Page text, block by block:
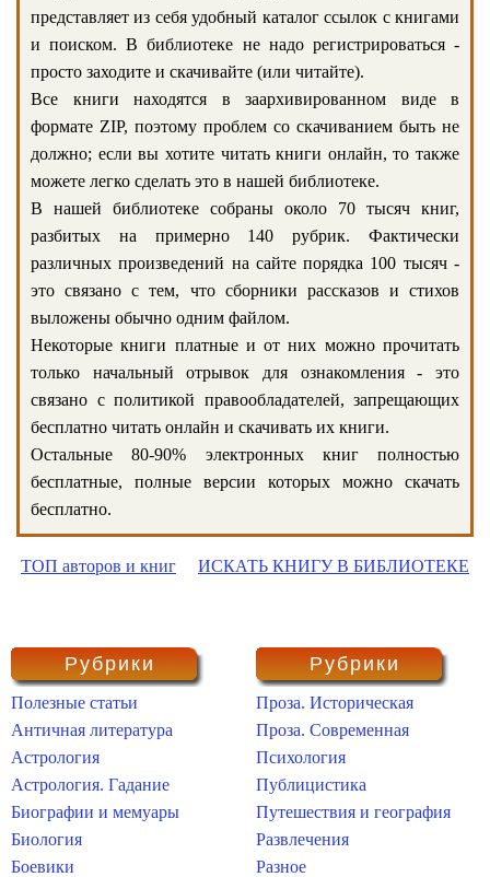
представляет из себя удобный каталог ссылок с книгами
и поиском. В библиотеке не надо регистрироваться -
просто заходите и скачивайте (или читайте).
Все книги находятся в заархивированном виде в
формате ZIP, поэтому проблем со скачиванием быть не
должно; если вы хотите читать книги онлайн, то также
можете легко сделать это в нашей библиотеке.
В нашей библиотеке собраны около 70 тысяч книг,
разбитых на примерно 140 рубрик. Фактически
различных произведений на сайте порядка 100 тысяч -
это связано с тем, что сборники рассказов и стихов
выложены обычно одним файлом.
Некоторые книги платные и от них можно прочитать
только начальный отрывок для ознакомления - это
связано с политикой правообладателей, запрещающих
бесплатно читать онлайн и скачивать их книги.
Остальные 80-90% электронных книг полностью
бесплатные, полные версии которых можно скачать
бесплатно.
ТОП авторов и книг ИСКАТЬ КНИГУ В БИБЛИОТЕКЕ
Рубрики
Полезные статьи
Античная литература
Астрология
Астрология. Гадание
Биографии и мемуары
Биология
Боевики
Рубрики
Проза. Историческая
Проза. Современная
Психология
Публицистика
Путешествия и география
Развлечения
Разное